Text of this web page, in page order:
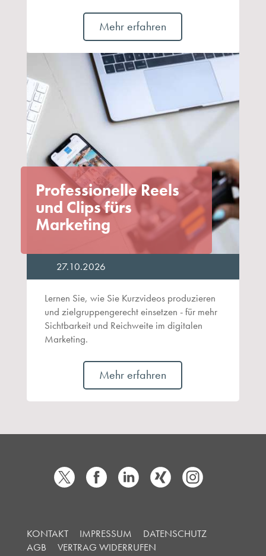
Mehr erfahren
Professionelle Reels
und Clips fürs
Marketing
27.10.2026
Lernen Sie, wie Sie Kurzvideos produzieren
und zielgruppengerecht einsetzen - für mehr
Sichtbarkeit und Reichweite im digitalen
Marketing.
Mehr erfahren
KONTAKT IMPRESSUM
DATENSCHUTZ
AGB
VERTRAG WIDERRUFEN